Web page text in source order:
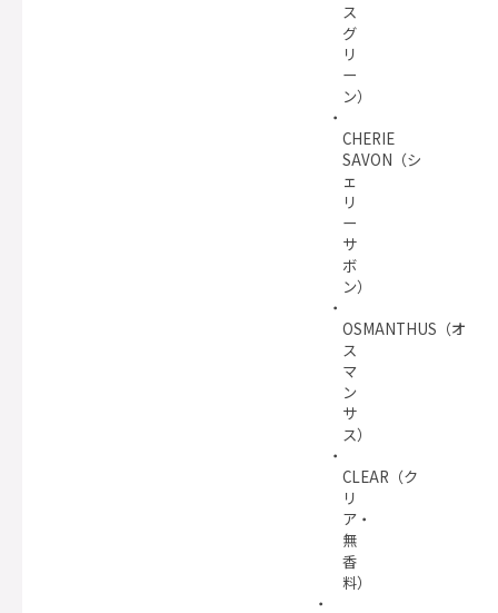
ス
グ
リ
ー
ン）
CHERIE
SAVON（シ
ェ
リ
ー
サ
ボ
ン）
OSMANTHUS（オ
ス
マ
ン
サ
ス）
CLEAR（ク
リ
ア・
無
香
料）